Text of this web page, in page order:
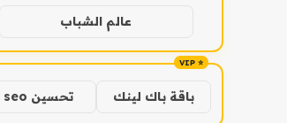
عالم الشباب
باقة باك لينك تحسين seo